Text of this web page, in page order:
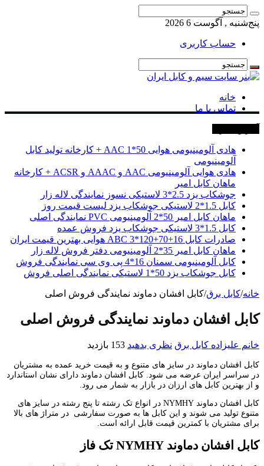
پنج‌شنبه , آگوست 6 2026
حساب کاربری
خانه
تماس با ما
هادی آلومینیومی هوایی 50*1 AAC + کارخانه تولید کابل
آلومینیومی
هادی هوایی آلومینیومی AAC و AAAC و ACSR + کارخانه
ماهان کابل امیر
جوشکاب یزد 2.5*3 لاستیکی نسوز نمایندگی لاله زار
کابل 1.5*2 لاستیکی جوشکاب یزد لیست قیمت روز
ماهان کابل امیر 50*2 آلومینیومی PVC نمایندگی اصلی
کابل 1.5*3 لاستیکی جوشکاب یزد فروش عمده
صادرات کابل 16+70+120*3 ABC هوایی بهترین قیمت ایران
ماهان کابل امیر 35*2 آلومینیومی دفتر فروش لاله زار
کابل آلومینیومی سمنان 16*4 پی وی سی نمایندگی فروش
کابل جوشکاب یزد 50*1 لاستیکی نمایندگی اصلی فروش
خانه/کابل برق/کابل افشان دماوند نمایندگی فروش اصلی
کابل افشان دماوند نمایندگی فروش اصلی
خانم علیزاده کابل برق نظری بدهید 153 بازدید
کابل افشان دماوند در سایز های متنوع و به قیمت خرید عمده به مشتریان
در سراسر ایران عرضه می شود. کابل افشان دماوند دارای نشان استاندارد
و از بهترین کابل های ارزان در بازار به شمار می رود.
کابل افشان دماوند NYMHY در انواع تک رشته تا پنج رشته در سایز های
متنوع تولید می شوند و این کابل ها به صورت سفارشی در متراژ های بالا
برای مشتریان با کمترین قیمت قابل ارائه است.
کابل افشان دماوند NYMHY تک فاز